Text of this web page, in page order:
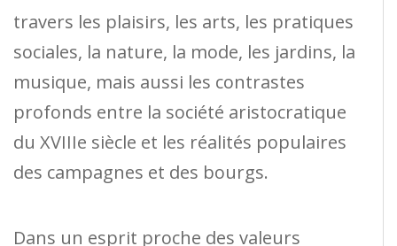
travers les plaisirs, les arts, les pratiques
sociales, la nature, la mode, les jardins, la
musique, mais aussi les contrastes
profonds entre la société aristocratique
du XVIIIe siècle et les réalités populaires
des campagnes et des bourgs.
Dans un esprit proche des valeurs